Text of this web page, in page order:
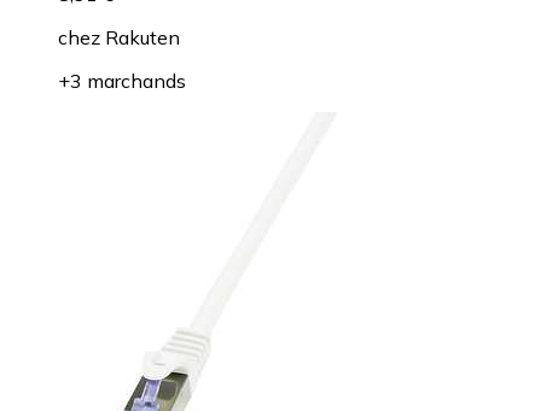
chez Rakuten
+3 marchands